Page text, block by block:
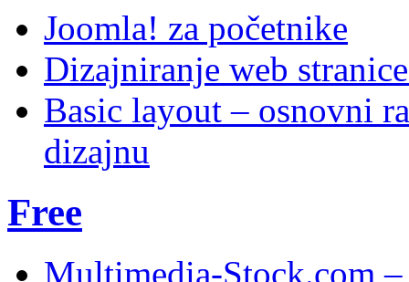
Joomla! za početnike
Dizajniranje web
Basic layout – osnovni
dizajnu
Free
Multimedia-Stock.com –